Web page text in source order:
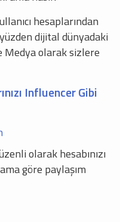
hesaplarından
dijital dünyadaki
Medya olarak sizlere
Influencer Gibi
olarak hesabınızı
göre paylaşım